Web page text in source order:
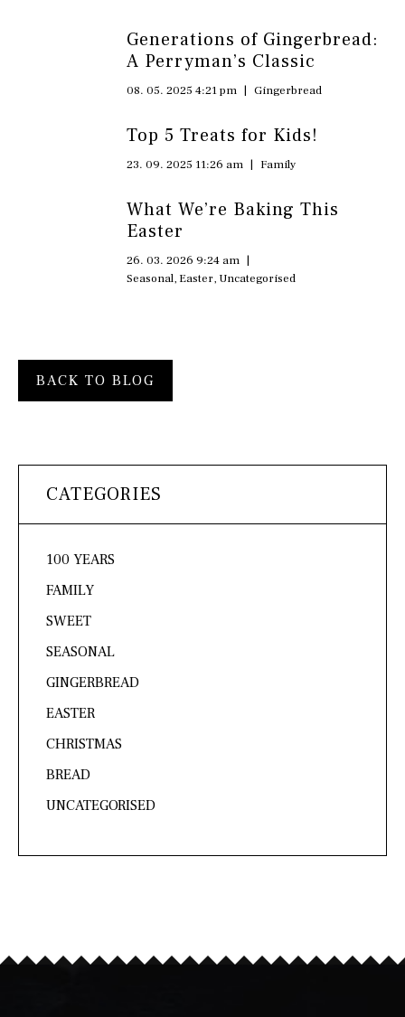
Generations of Gingerbread:
A Perryman’s Classic
08. 05. 2025 4:21 pm | Gingerbread
Top 5 Treats for Kids!
23. 09. 2025 11:26 am | Family
What We’re Baking This
Easter
26. 03. 2026 9:24 am |
Seasonal, Easter, Uncategorised
BACK TO BLOG
CATEGORIES
100 YEARS
FAMILY
SWEET
SEASONAL
GINGERBREAD
EASTER
CHRISTMAS
BREAD
UNCATEGORISED